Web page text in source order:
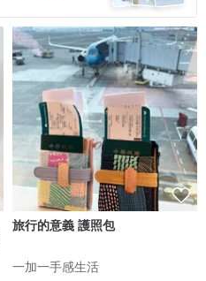
旅行的意義 護照包
一加一手感生活